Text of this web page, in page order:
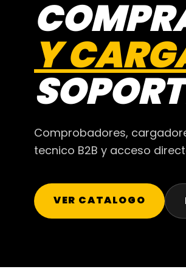
Y
Comprobadores,
tecnico B2B y acceso
VER CATALOGO